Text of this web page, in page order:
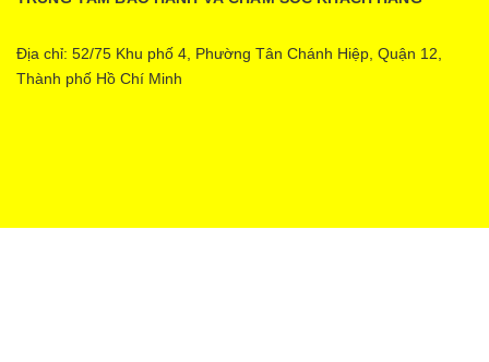
Địa chỉ: 52/75 Khu phố 4, Phường Tân Chánh Hiệp, Quận 12,
Thành phố Hồ Chí Minh